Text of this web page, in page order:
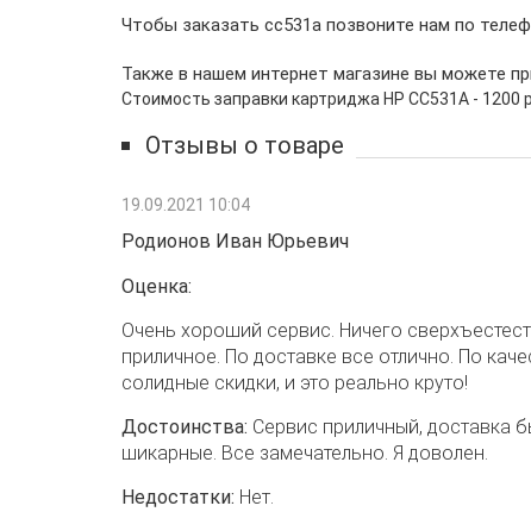
Чтобы заказать cc531a позвоните нам по
Также в нашем интернет магазине вы можете
Стоимость заправки картриджа HP CC531A - 1200
Отзывы о товаре
19.09.2021 10:04
Родионов Иван Юрьевич
Оценка:
Очень хороший сервис. Ничего
приличное. По доставке все отлично. По
солидные скидки, и это реально круто!
Достоинства: Сервис приличный, доставка
шикарные. Все замечательно. Я доволен.
Недостатки: Нет.